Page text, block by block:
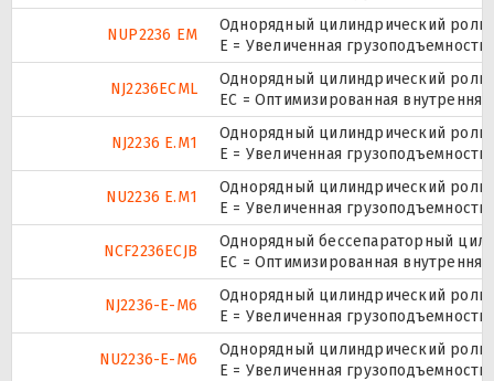
NUP2236 EM
Однорядный цилиндрический
E = Увеличенная
NJ2236ECML
Однорядный цилиндрический
EC = Оптимизированная
NJ2236 E.M1
Однорядный цилиндрический
E = Увеличенная
NU2236 E.M1
Однорядный цилиндрический
E = Увеличенная
NCF2236ECJB
Однорядный бессепараторный
EC = Оптимизированная
NJ2236-E-M6
Однорядный цилиндрический
E = Увеличенная
NU2236-E-M6
Однорядный цилиндрический
E = Увеличенная